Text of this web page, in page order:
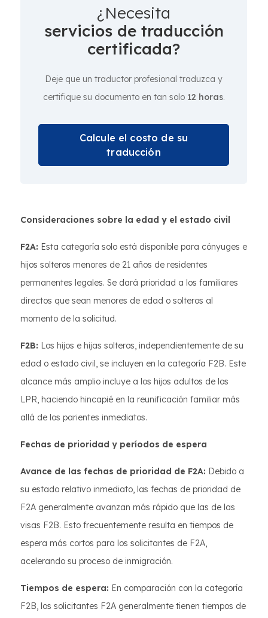
¿Necesita
servicios de traducción
certificada?
Deje que un traductor profesional traduzca y
certifique su documento en tan solo 12 horas.
Calcule el costo de su
traducción
Consideraciones sobre la edad y el estado civil
F2A: Esta categoría solo está disponible para cónyuges e
hijos solteros menores de 21 años de residentes
permanentes legales. Se dará prioridad a los familiares
directos que sean menores de edad o solteros al
momento de la solicitud.
F2B: Los hijos e hijas solteros, independientemente de su
edad o estado civil, se incluyen en la categoría F2B. Este
alcance más amplio incluye a los hijos adultos de los
LPR, haciendo hincapié en la reunificación familiar más
allá de los parientes inmediatos.
Fechas de prioridad y períodos de espera
Avance de las fechas de prioridad de F2A: Debido a
su estado relativo inmediato, las fechas de prioridad de
F2A generalmente avanzan más rápido que las de las
visas F2B. Esto frecuentemente resulta en tiempos de
espera más cortos para los solicitantes de F2A,
acelerando su proceso de inmigración.
Tiempos de espera: En comparación con la categoría
F2B, los solicitantes F2A generalmente tienen tiempos de